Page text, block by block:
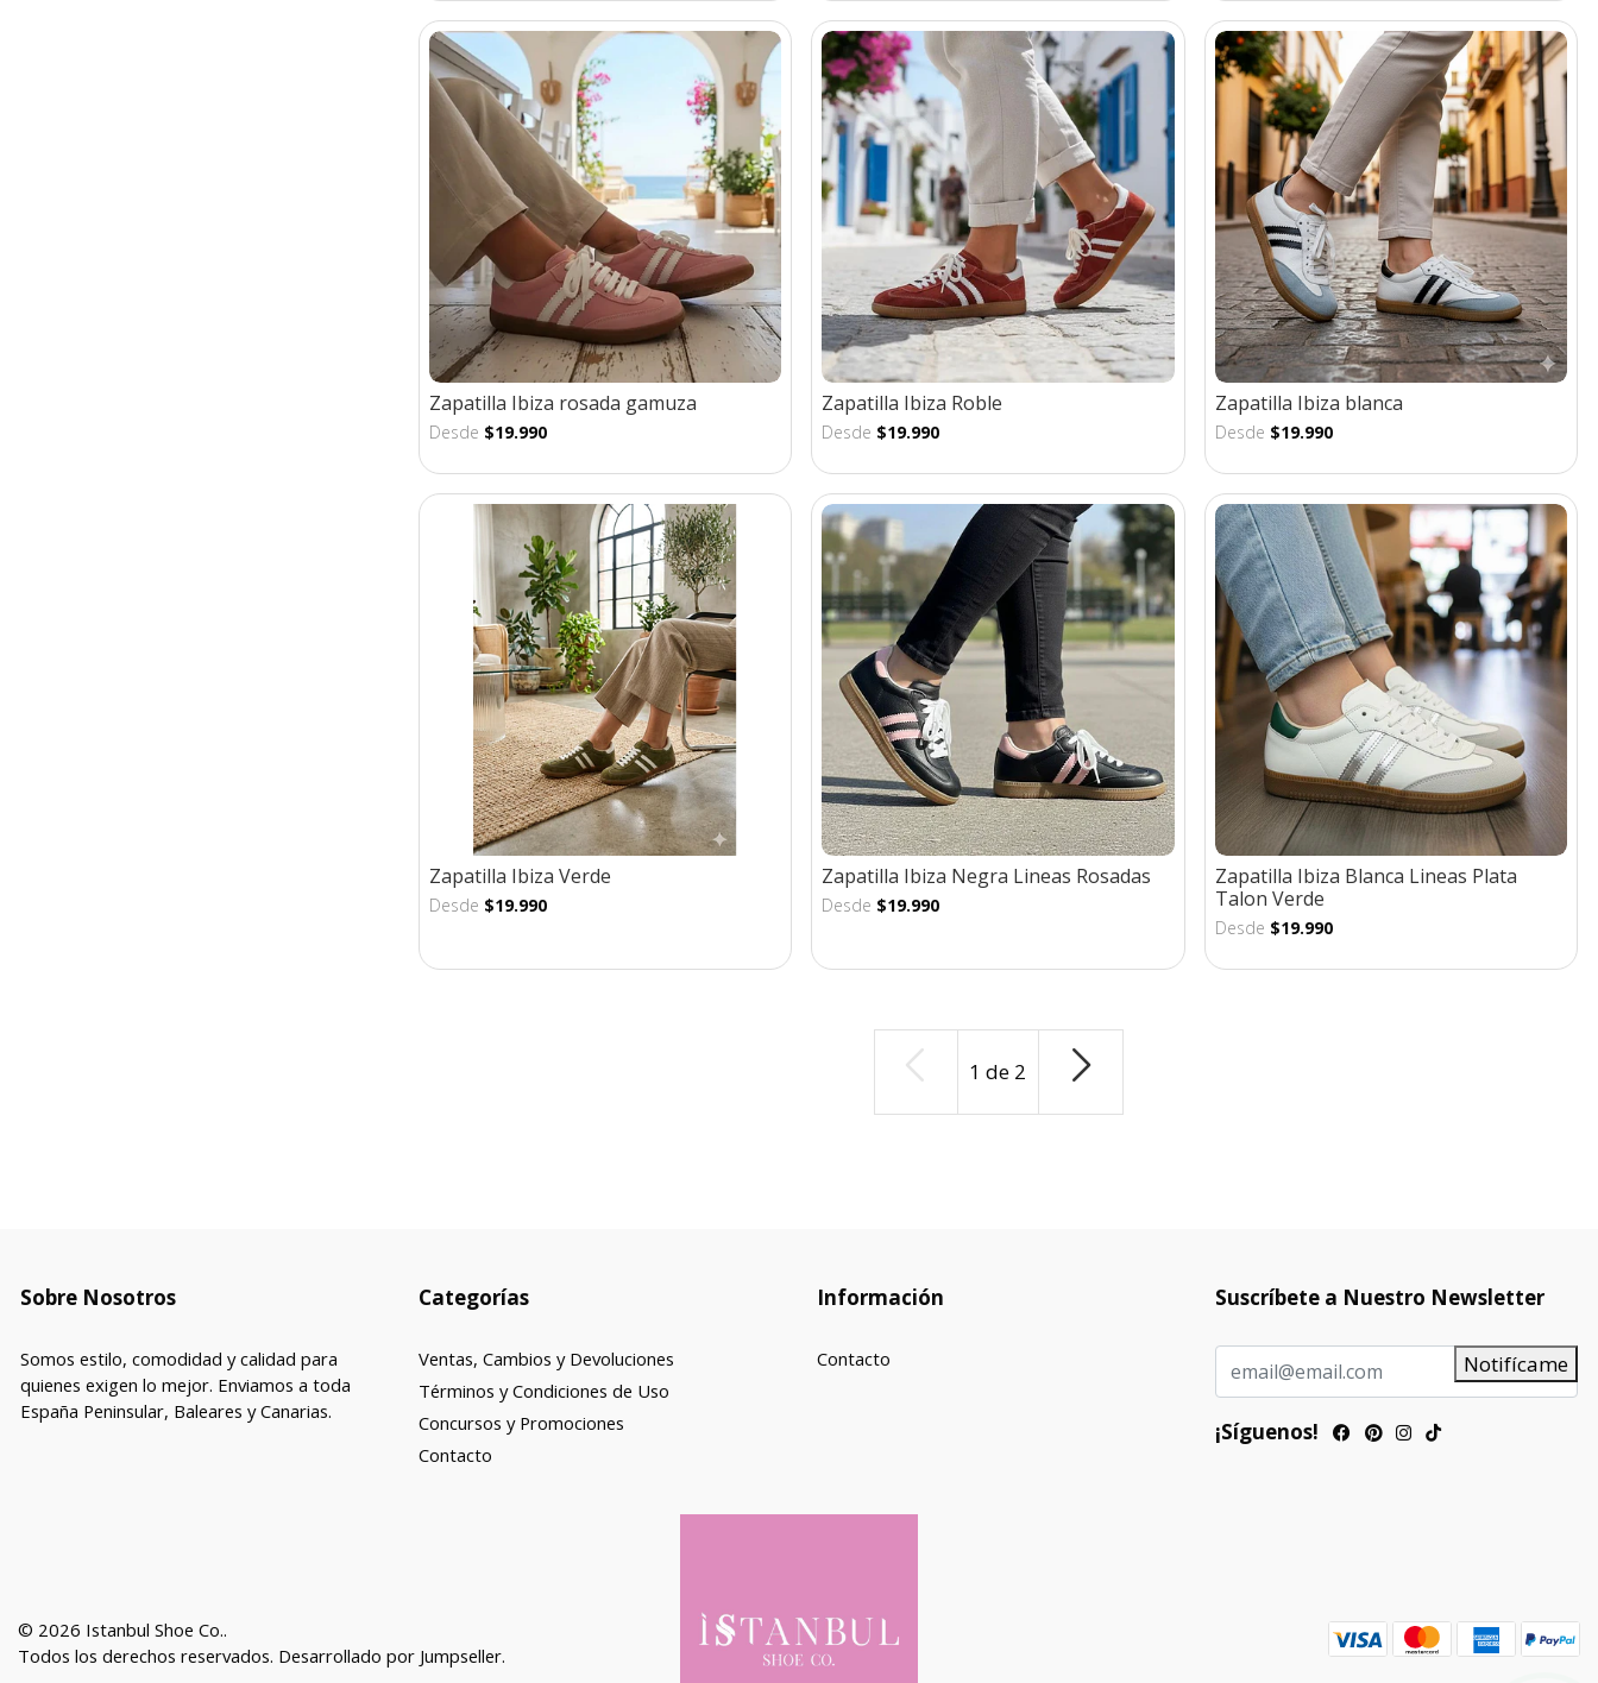
Zapatilla Ibiza rosada gamuza
Desde $19.990
Zapatilla Ibiza Roble
Desde $19.990
Zapatilla Ibiza blanca
Desde $19.990
Zapatilla Ibiza Verde
Desde $19.990
Zapatilla Ibiza Negra Lineas Rosadas
Desde $19.990
Zapatilla Ibiza Blanca Lineas Plata
Talon Verde
Desde $19.990
1 de 2
Sobre Nosotros
Somos estilo, comodidad y calidad para
quienes exigen lo mejor. Enviamos a toda
España Peninsular, Baleares y Canarias.
Categorías
Ventas, Cambios y Devoluciones
Términos y Condiciones de Uso
Concursos y Promociones
Contacto
Información
Contacto
Suscríbete a Nuestro Newsletter
Notifícame
¡Síguenos!
© 2026 Istanbul Shoe Co..
Todos los derechos reservados. Desarrollado por Jumpseller.